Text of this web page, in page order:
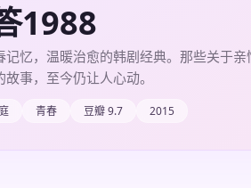
1988
记忆，温暖治愈的韩剧经典。那些关于亲
事，至今仍让人心动。
青春 豆瓣 9.7 2015